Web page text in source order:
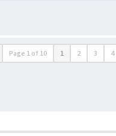
Page 1 of 10 1 2 3 4